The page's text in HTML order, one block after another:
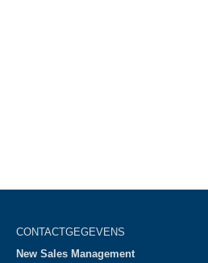
CONTACTGEGEVENS
New Sales Management